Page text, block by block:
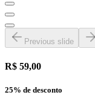
Previous slide
R$ 59,00
25% de desconto